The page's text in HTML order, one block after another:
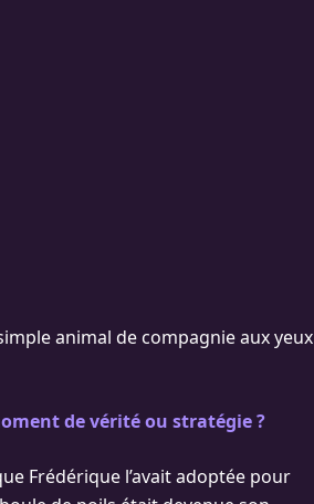
animal de compagnie aux yeux
de vérité ou stratégie ?
Frédérique l’avait adoptée pour